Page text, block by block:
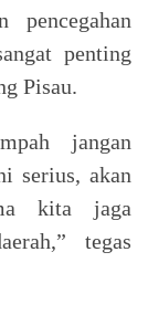
pencegahan
penting
Pisau.
jangan
serius, akan
kita jaga
tegas